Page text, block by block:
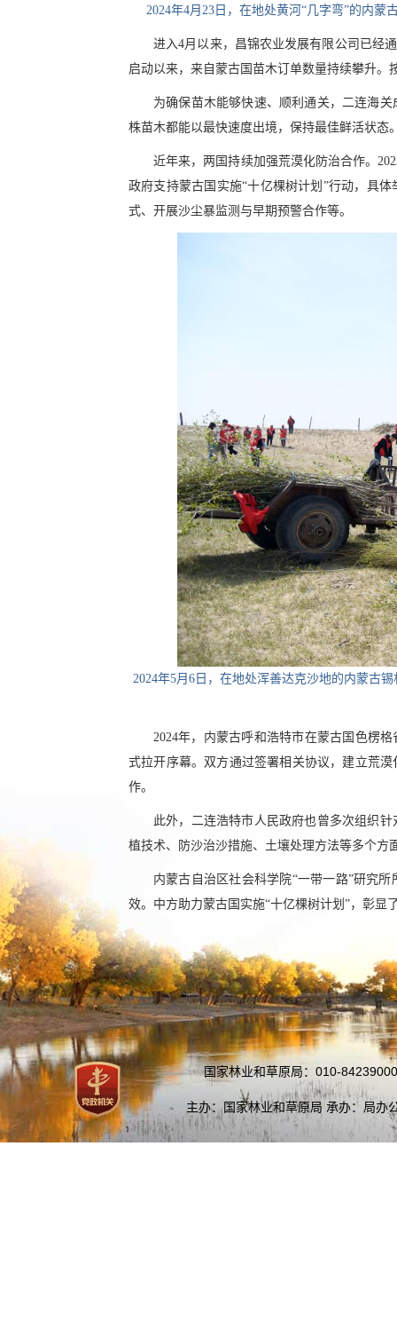
2024年4月23日，在地处黄河“几字弯”的内
进入4月以来，昌锦农业发展有限公司已经
启动以来，来自蒙古国苗木订单数量持续攀升。
为确保苗木能够快速、顺利通关，二连海
株苗木都能以最快速度出境，保持最佳鲜活状态
近年来，两国持续加强荒漠化防治合作。
政府支持蒙古国实施“十亿棵树计划”行动，具
式、开展沙尘暴监测与早期预警合作等。
2024年5月6日，在地处浑善达克沙地的内蒙古
2024年，内蒙古呼和浩特市在蒙古国色楞
式拉开序幕。双方通过签署相关协议，建立荒
作。
此外，二连浩特市人民政府也曾多次组织
植技术、防沙治沙措施、土壤处理方法等多个方
内蒙古自治区社会科学院“一带一路”研究
效。中方助力蒙古国实施“十亿棵树计划”，彰显
国家林业和草原局：010-
主办：国家林业和草原局 承办：局办